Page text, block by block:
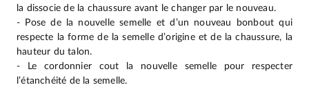
la dissocie de la chaussure avant le changer par le nouveau.
- Pose de la nouvelle semelle et d’un nouveau bonbout qui
respecte la forme de la semelle d’origine et de la chaussure, la
hauteur du talon.
- Le cordonnier cout la nouvelle semelle pour respecter
l’étanchéité de la semelle.